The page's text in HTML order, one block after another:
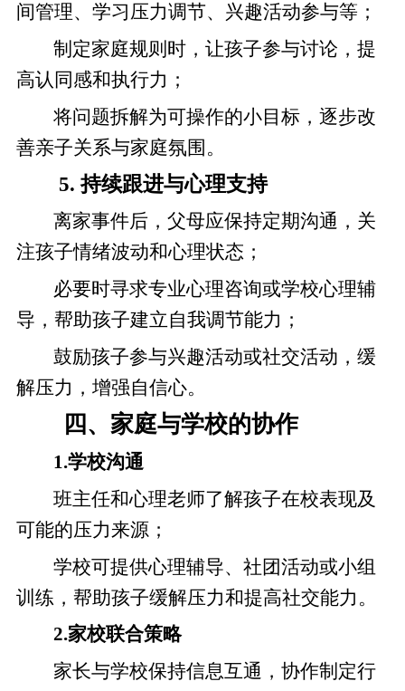
间管理、学习压力调节、兴趣活动参与等；
制定家庭规则时，让孩子参与讨论，提
高认同感和执行力；
将问题拆解为可操作的小目标，逐步改
善亲子关系与家庭氛围。
5. 持续跟进与心理支持
离家事件后，父母应保持定期沟通，关
注孩子情绪波动和心理状态；
必要时寻求专业心理咨询或学校心理辅
导，帮助孩子建立自我调节能力；
鼓励孩子参与兴趣活动或社交活动，缓
解压力，增强自信心。
四、家庭与学校的协作
1.学校沟通
班主任和心理老师了解孩子在校表现及
可能的压力来源；
学校可提供心理辅导、社团活动或小组
训练，帮助孩子缓解压力和提高社交能力。
2.家校联合策略
家长与学校保持信息互通，协作制定行